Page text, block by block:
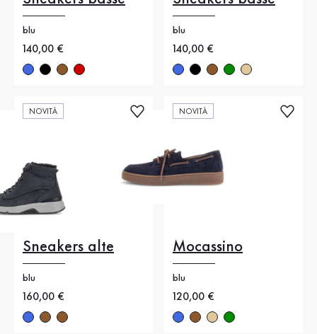
blu
Nuovo prezzo
140,00 €
blu
Nuovo prezzo
140,00 €
NOVITÀ
Sneakers alte
blu
Nuovo prezzo
160,00 €
NOVITÀ
Mocassino
blu
Nuovo prezzo
120,00 €